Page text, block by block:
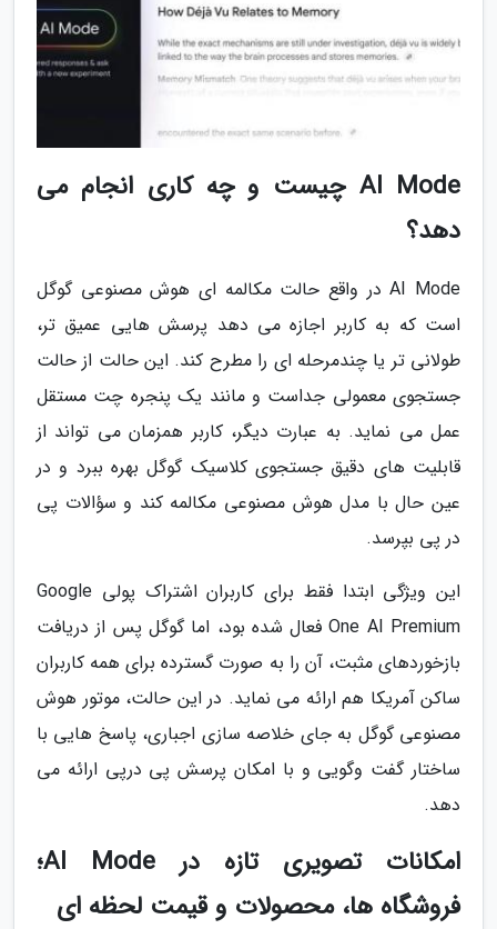
AI Mode چیست و چه کاری انجام می
دهد؟
AI Mode در واقع حالت مکالمه ای هوش مصنوعی گوگل
است که به کاربر اجازه می دهد پرسش هایی عمیق تر،
طولانی تر یا چندمرحله ای را مطرح کند. این حالت از حالت
جستجوی معمولی جداست و مانند یک پنجره چت مستقل
عمل می نماید. به عبارت دیگر، کاربر همزمان می تواند از
قابلیت های دقیق جستجوی کلاسیک گوگل بهره ببرد و در
عین حال با مدل هوش مصنوعی مکالمه کند و سؤالات پی
در پی بپرسد.
این ویژگی ابتدا فقط برای کاربران اشتراک پولی Google
One AI Premium فعال شده بود، اما گوگل پس از دریافت
بازخوردهای مثبت، آن را به صورت گسترده برای همه کاربران
ساکن آمریکا هم ارائه می نماید. در این حالت، موتور هوش
مصنوعی گوگل به جای خلاصه سازی اجباری، پاسخ هایی با
ساختار گفت وگویی و با امکان پرسش پی درپی ارائه می
دهد.
امکانات تصویری تازه در AI Mode؛
فروشگاه ها، محصولات و قیمت لحظه ای